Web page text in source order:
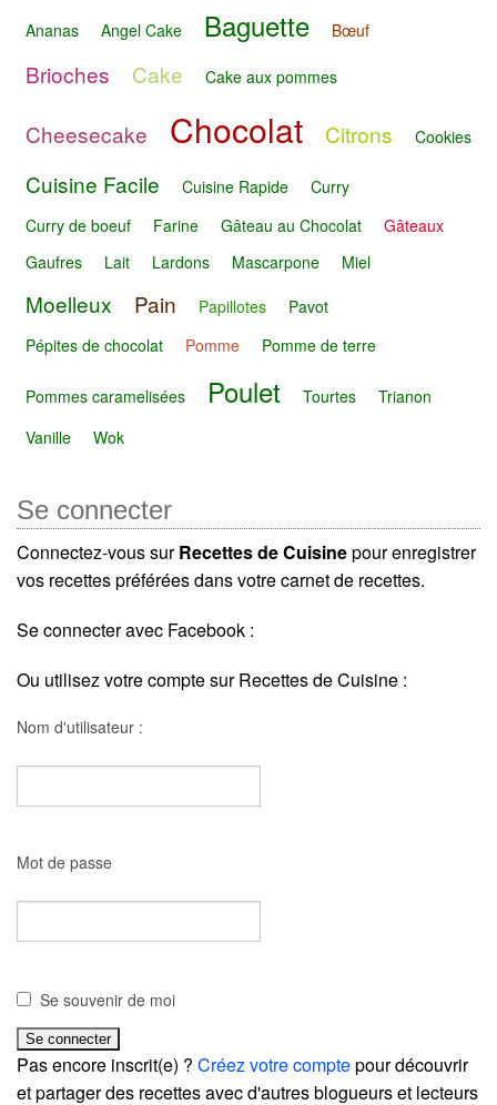
Ananas Angel Cake Baguette Bœuf
Brioches Cake Cake aux pommes
Cheesecake Chocolat Citrons Cookies
Cuisine Facile Cuisine Rapide
Curry
Curry de boeuf
Farine Gâteau au Chocolat
Gâteaux
Gaufres
Lait Lardons Mascarpone Miel
Moelleux Pain Papillotes
Pavot
Pépites de chocolat
Pomme Pomme de terre
Pommes caramelisées Poulet Tourtes
Trianon
Vanille
Wok
Se connecter
Connectez-vous surRecettes de Cuisinepour enregistrer
vos recettes préférées dans votre carnet de recettes.
Se connecter avec Facebook :
Ou utilisez votre compte sur Recettes de Cuisine :
Nom d'utilisateur :
Mot de passe
Se souvenir de moi
Pas encore inscrit(e) ? Créez votre comptepour découvrir
et partager des recettes avec d'autres blogueurs et lecteurs